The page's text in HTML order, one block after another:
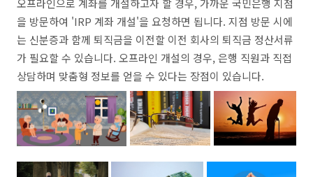
오프라인으로 계좌를 개설하고자 할 경우, 가까운 국민은행 지점
을 방문하여 'IRP 계좌 개설'을 요청하면 됩니다. 지점 방문 시에
는 신분증과 함께 퇴직금을 이전할 이전 회사의 퇴직금 정산서류
가 필요할 수 있습니다. 오프라인 개설의 경우, 은행 직원과 직접
상담하며 맞춤형 정보를 얻을 수 있다는 장점이 있습니다.